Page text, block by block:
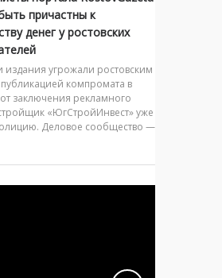
причастны к
денег у ростовских
издания угрожали ростовским
компромата в
от заключения рекламного
«ЮгСтройИнвест» уже
Деловое сообщество —